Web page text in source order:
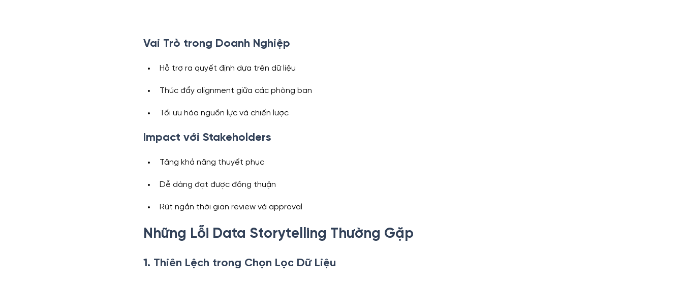
Vai Trò trong Doanh Nghiệp
Hỗ trợ ra quyết định dựa trên dữ liệu
Thúc đẩy alignment giữa các phòng ban
Tối ưu hóa nguồn lực và chiến lược
Impact với Stakeholders
Tăng khả năng thuyết phục
Dễ dàng đạt được đồng thuận
Rút ngắn thời gian review và approval
Những Lỗi Data Storytelling Thường Gặp
1. Thiên Lệch trong Chọn Lọc Dữ Liệu